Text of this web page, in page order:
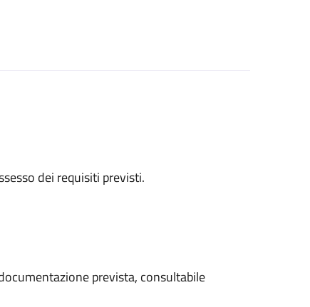
dei requisiti previsti.
prevista, consultabile